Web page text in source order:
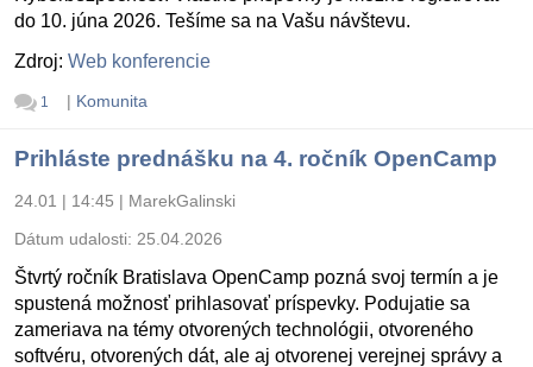
do 10. júna 2026. Tešíme sa na Vašu návštevu.
Zdroj: Web konferencie
1 | Komunita
Prihláste prednášku na 4. ročník OpenCamp
24.01 | 14:45 | MarekGalinski
Dátum udalosti: 25.04.2026
Štvrtý ročník Bratislava OpenCamp pozná svoj termín a je
spustená možnosť prihlasovať príspevky. Podujatie sa
zameriava na témy otvorených technológii, otvoreného
softvéru, otvorených dát, ale aj otvorenej verejnej správy a